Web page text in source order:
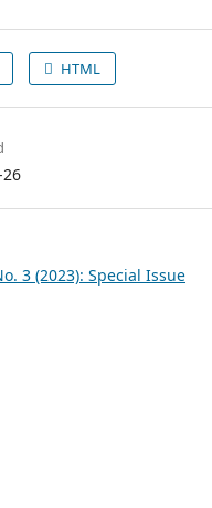
HTML
3 (2023): Special Issue